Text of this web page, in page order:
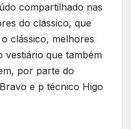
compartilhado nas
do clássico, que
clássico, melhores
vestiário que também
por parte do
e p técnico Higo